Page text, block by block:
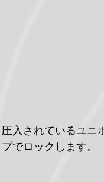
圧入されているユニ
プでロックします。